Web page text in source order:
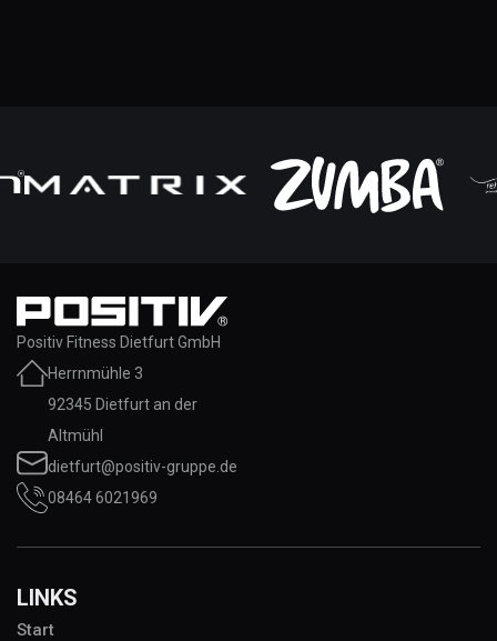
Positiv Fitness Dietfurt GmbH
Herrnmühle 3
92345 Dietfurt an der
Altmühl
dietfurt@positiv-gruppe.de
08464 6021969
LINKS
Start